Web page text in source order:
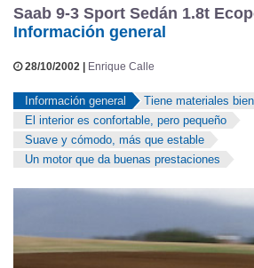
Saab 9-3 Sport Sedán 1.8t
Información general
28/10/2002 | Enrique Calle
Información general
Tiene materiales
El interior es confortable, pero pequeño
Suave y cómodo, más que estable
Un motor que da buenas prestaciones